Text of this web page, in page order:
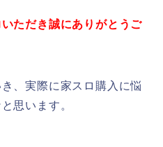
ただき誠にありがとうご
、実際に家スロ購入に悩
思います。